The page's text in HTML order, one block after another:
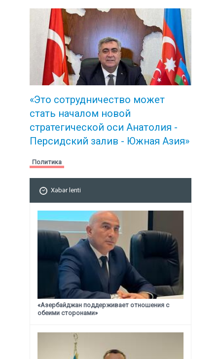
«Это сотрудничество может
стать началом новой
стратегической оси Анатолия -
Персидский залив - Южная Азия»
Политика
Xəbər lenti
«Азербайджан поддерживает отношения с
обеими сторонами»